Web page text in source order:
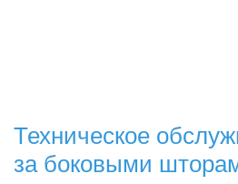
Техническое
за боковыми